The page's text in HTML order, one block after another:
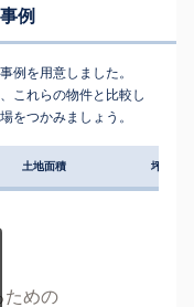
例
例を用意しました。
これらの物件と比較し
をつかみましょう。
土地面積 坪単価
ための